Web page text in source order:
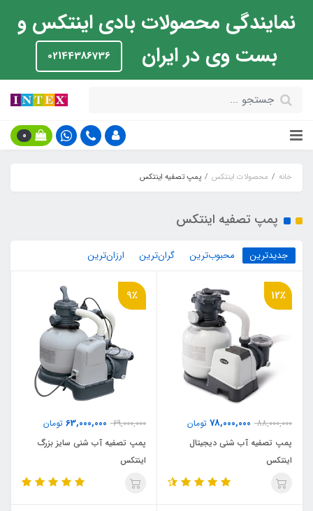
نمایندگی محصولات بادی اینتکس و
بست وی در ایران
02144386736
0
خانه محصولات اینتکس پمپ تصفیه اینتکس
پمپ تصفیه اینتکس
جدیدترین محبوب‌ترین گران‌ترین ارزان‌ترین
12٪
88,000,000
78,000,000 تومان
پمپ تصفیه آب شنی دیجیتال
اینتکس
9٪
69,000,000
63,000,000 تومان
پمپ تصفیه آب شنی سایز بزرگ
اینتکس